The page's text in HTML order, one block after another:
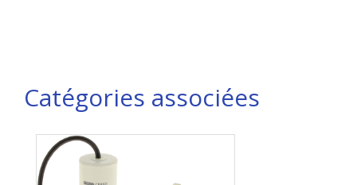
Catégories associées